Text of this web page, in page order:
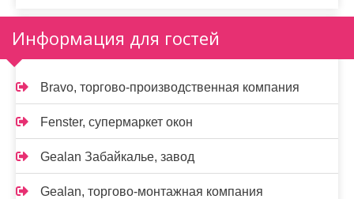
Информация для гостей
Bravo, торгово-производственная компания
Fenster, супермаркет окон
Gealan Забайкалье, завод
Gealan, торгово-монтажная компания